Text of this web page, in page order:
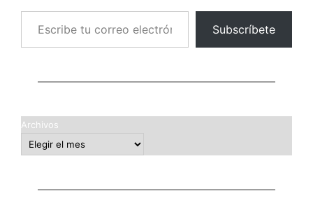
Escribe tu correo electrónico…
Subscríbete
Archivos